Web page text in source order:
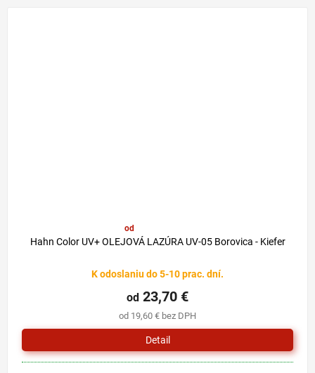
od
Hahn Color UV+ OLEJOVÁ LAZÚRA UV-05 Borovica - Kiefer
K odoslaniu do 5-10 prac. dní.
od 19,60 € bez DPH
od 23,70 €
Detail